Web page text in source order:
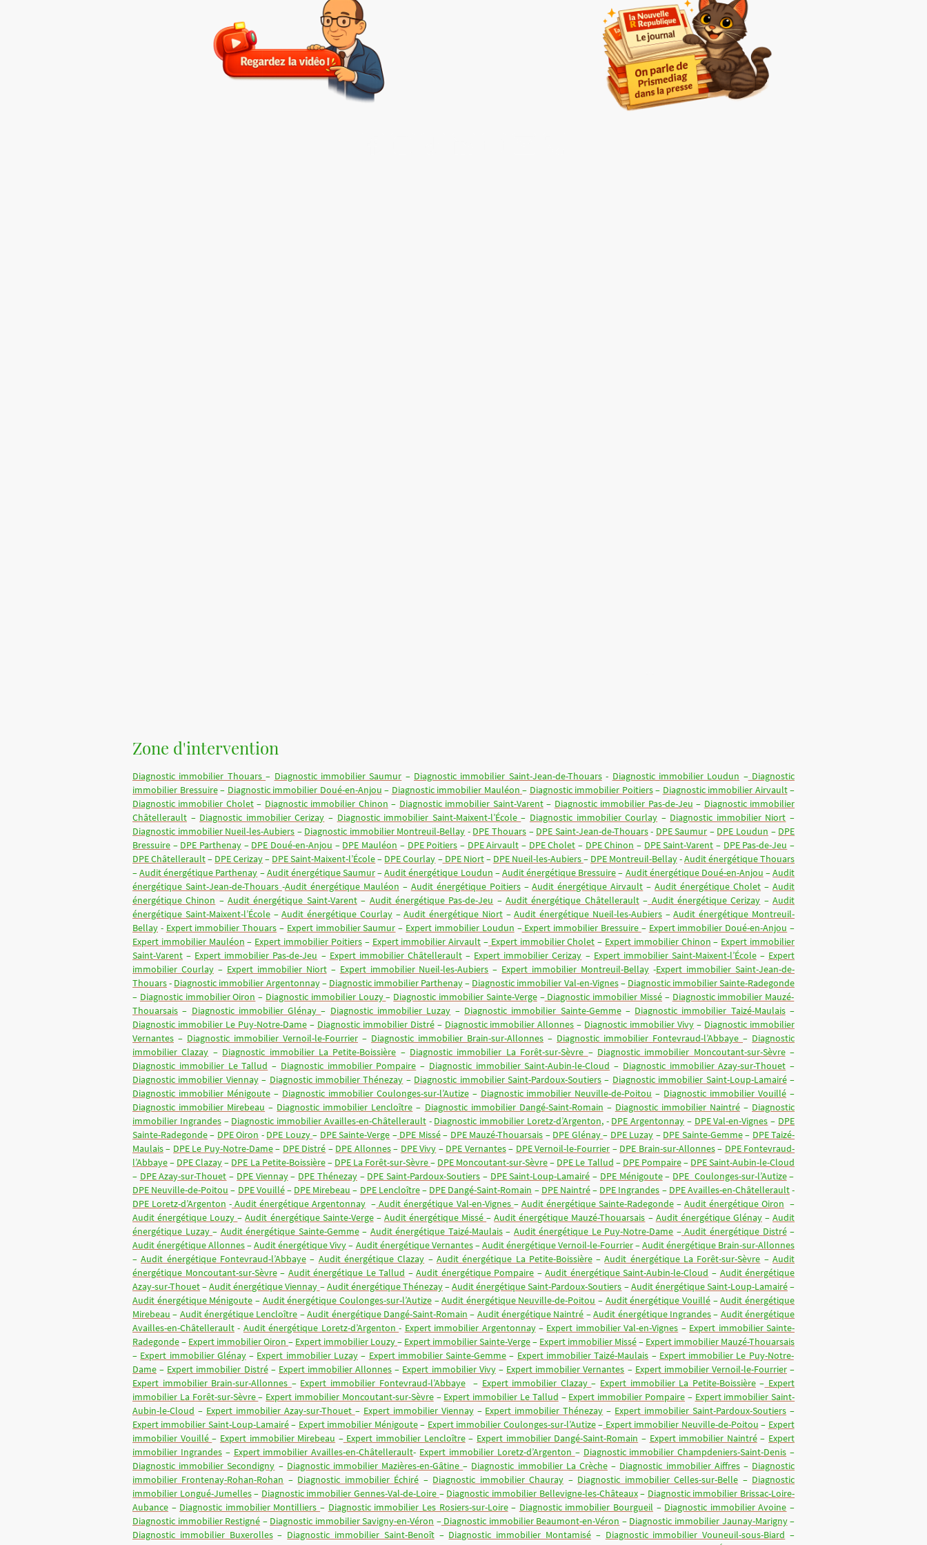
Zone d'intervention
Diagnostic immobilier Thouars– Diagnostic immobilier Saumur – Diagnostic immobilier Saint-Jean-de-Thouars- Diagnostic immobilier Loudun –Diagnostic
immobilier Bressuire– Diagnostic immobilier Doué-en-Anjou – Diagnostic immobilier Mauléon – Diagnostic immobilier Poitiers– Diagnostic immobilier Airvault–
Diagnostic immobilier Cholet– Diagnostic immobilier Chinon – Diagnostic immobilier Saint-Varent– Diagnostic immobilier Pas-de-Jeu – Diagnostic immobilier
Châtellerault – Diagnostic immobilier Cerizay – Diagnostic immobilier Saint-Maixent-l’École– Diagnostic immobilier Courlay – Diagnostic immobilier Niort –
Diagnostic immobilier Nueil-les-Aubiers – Diagnostic immobilier Montreuil-Bellay - DPE Thouars – DPE Saint-Jean-de-Thouars- DPE Saumur – DPE Loudun – DPE
Bressuire – DPE Parthenay – DPE Doué-en-Anjou – DPE Mauléon – DPE Poitiers – DPE Airvault – DPE Cholet – DPE Chinon – DPE Saint-Varent – DPE Pas-de-Jeu –
DPE Châtellerault– DPE Cerizay– DPE Saint-Maixent-l’École– DPE Courlay –DPE Niort– DPE Nueil-les-Aubiers– DPE Montreuil-Bellay-Audit énergétique Thouars
–Audit énergétique Parthenay –Audit énergétique Saumur–Audit énergétique Loudun –Audit énergétique Bressuire– Audit énergétique Doué-en-Anjou –Audit
énergétique Saint-Jean-de-Thouars -Audit énergétique Mauléon – Audit énergétique Poitiers–Audit énergétique Airvault –Audit énergétique Cholet –Audit
énergétique Chinon –Audit énergétique Saint-Varent– Audit énergétique Pas-de-Jeu –Audit énergétique Châtellerault– Audit énergétique Cerizay –Audit
énergétique Saint-Maixent-l’École–Audit énergétique Courlay–Audit énergétique Niort–Audit énergétique Nueil-les-Aubiers–Audit énergétique Montreuil-
Bellay - Expert immobilier Thouars – Expert immobilier Saumur – Expert immobilier Loudun –Expert immobilier Bressuire – Expert immobilier Doué-en-Anjou –
Expert immobilier Mauléon – Expert immobilier Poitiers– Expert immobilier Airvault –Expert immobilier Cholet – Expert immobilier Chinon – Expert immobilier
Saint-Varent – Expert immobilier Pas-de-Jeu – Expert immobilier Châtellerault– Expert immobilier Cerizay – Expert immobilier Saint-Maixent-l’École– Expert
immobilier Courlay– Expert immobilier Niort– Expert immobilier Nueil-les-Aubiers – Expert immobilier Montreuil-Bellay -Expert immobilier Saint-Jean-de-
Thouars- Diagnostic immobilier Argentonnay– Diagnostic immobilier Parthenay– Diagnostic immobilier Val-en-Vignes– Diagnostic immobilier Sainte-Radegonde
– Diagnostic immobilier Oiron – Diagnostic immobilier Louzy– Diagnostic immobilier Sainte-Verge–Diagnostic immobilier Missé – Diagnostic immobilier Mauzé-
Thouarsais – Diagnostic immobilier Glénay– Diagnostic immobilier Luzay – Diagnostic immobilier Sainte-Gemme– Diagnostic immobilier Taizé-Maulais–
Diagnostic immobilier Le Puy-Notre-Dame– Diagnostic immobilier Distré– Diagnostic immobilier Allonnes – Diagnostic immobilier Vivy – Diagnostic immobilier
Vernantes – Diagnostic immobilier Vernoil-le-Fourrier – Diagnostic immobilier Brain-sur-Allonnes – Diagnostic immobilier Fontevraud-l’Abbaye – Diagnostic
immobilier Clazay – Diagnostic immobilier La Petite-Boissière – Diagnostic immobilier La Forêt-sur-Sèvre – Diagnostic immobilier Moncoutant-sur-Sèvre–
Diagnostic immobilier Le Tallud – Diagnostic immobilier Pompaire – Diagnostic immobilier Saint-Aubin-le-Cloud – Diagnostic immobilier Azay-sur-Thouet –
Diagnostic immobilier Viennay– Diagnostic immobilier Thénezay – Diagnostic immobilier Saint-Pardoux-Soutiers – Diagnostic immobilier Saint-Loup-Lamairé–
Diagnostic immobilier Ménigoute– Diagnostic immobilier Coulonges-sur-l’Autize– Diagnostic immobilier Neuville-de-Poitou – Diagnostic immobilier Vouillé –
Diagnostic immobilier Mirebeau – Diagnostic immobilier Lencloître – Diagnostic immobilier Dangé-Saint-Romain – Diagnostic immobilier Naintré– Diagnostic
immobilier Ingrandes– Diagnostic immobilier Availles-en-Châtellerault- Diagnostic immobilier Loretz-d’Argenton, - DPE Argentonnay – DPE Val-en-Vignes – DPE
Sainte-Radegonde– DPE Oiron - DPE Louzy– DPE Sainte-Verge –DPE Missé– DPE Mauzé-Thouarsais – DPE Glénay– DPE Luzay – DPE Sainte-Gemme– DPE Taizé-
Maulais– DPE Le Puy-Notre-Dame– DPE Distré – DPE Allonnes– DPE Vivy – DPE Vernantes– DPE Vernoil-le-Fourrier – DPE Brain-sur-Allonnes– DPE Fontevraud-
l’Abbaye– DPE Clazay– DPE La Petite-Boissière– DPE La Forêt-sur-Sèvre– DPE Moncoutant-sur-Sèvre– DPE Le Tallud – DPE Pompaire– DPE Saint-Aubin-le-Cloud
– DPE Azay-sur-Thouet – DPE Viennay– DPE Thénezay– DPE Saint-Pardoux-Soutiers – DPE Saint-Loup-Lamairé – DPE Ménigoute– DPE Coulonges-sur-l’Autize–
DPE Neuville-de-Poitou – DPE Vouillé– DPE Mirebeau – DPE Lencloître– DPE Dangé-Saint-Romain – DPE Naintré– DPE Ingrandes – DPE Availles-en-Châtellerault-
DPE Loretz-d’Argenton - Audit énergétique Argentonnay – Audit énergétique Val-en-Vignes – Audit énergétique Sainte-Radegonde– Audit énergétique Oiron –
Audit énergétique Louzy–Audit énergétique Sainte-Verge– Audit énergétique Missé–Audit énergétique Mauzé-Thouarsais – Audit énergétique Glénay–Audit
énergétique Luzay– Audit énergétique Sainte-Gemme– Audit énergétique Taizé-Maulais– Audit énergétique Le Puy-Notre-Dame –Audit énergétique Distré–
Audit énergétique Allonnes–Audit énergétique Vivy– Audit énergétique Vernantes–Audit énergétique Vernoil-le-Fourrier–Audit énergétique Brain-sur-Allonnes
–Audit énergétique Fontevraud-l’Abbaye– Audit énergétique Clazay – Audit énergétique La Petite-Boissière–Audit énergétique La Forêt-sur-Sèvre –Audit
énergétique Moncoutant-sur-Sèvre– Audit énergétique Le Tallud –Audit énergétique Pompaire –Audit énergétique Saint-Aubin-le-Cloud – Audit énergétique
Azay-sur-Thouet–Audit énergétique Viennay –Audit énergétique Thénezay–Audit énergétique Saint-Pardoux-Soutiers –Audit énergétique Saint-Loup-Lamairé–
Audit énergétique Ménigoute – Audit énergétique Coulonges-sur-l’Autize–Audit énergétique Neuville-de-Poitou – Audit énergétique Vouillé –Audit énergétique
Mirebeau – Audit énergétique Lencloître –Audit énergétique Dangé-Saint-Romain – Audit énergétique Naintré –Audit énergétique Ingrandes– Audit énergétique
Availles-en-Châtellerault - Audit énergétique Loretz-d’Argenton- Expert immobilier Argentonnay– Expert immobilier Val-en-Vignes – Expert immobilier Sainte-
Radegonde– Expert immobilier Oiron – Expert immobilier Louzy– Expert immobilier Sainte-Verge– Expert immobilier Missé– Expert immobilier Mauzé-Thouarsais
– Expert immobilier Glénay– Expert immobilier Luzay – Expert immobilier Sainte-Gemme – Expert immobilier Taizé-Maulais – Expert immobilier Le Puy-Notre-
Dame – Expert immobilier Distré– Expert immobilier Allonnes – Expert immobilier Vivy– Expert immobilier Vernantes – Expert immobilier Vernoil-le-Fourrier–
Expert immobilier Brain-sur-Allonnes – Expert immobilier Fontevraud-l’Abbaye– Expert immobilier Clazay– Expert immobilier La Petite-Boissière– Expert
immobilier La Forêt-sur-Sèvre– Expert immobilier Moncoutant-sur-Sèvre– Expert immobilier Le Tallud – Expert immobilier Pompaire– Expert immobilier Saint-
Aubin-le-Cloud – Expert immobilier Azay-sur-Thouet – Expert immobilier Viennay– Expert immobilier Thénezay – Expert immobilier Saint-Pardoux-Soutiers –
Expert immobilier Saint-Loup-Lamairé– Expert immobilier Ménigoute– Expert immobilier Coulonges-sur-l’Autize– Expert immobilier Neuville-de-Poitou – Expert
immobilier Vouillé– Expert immobilier Mirebeau –Expert immobilier Lencloître– Expert immobilier Dangé-Saint-Romain – Expert immobilier Naintré– Expert
immobilier Ingrandes– Expert immobilier Availles-en-Châtellerault- Expert immobilier Loretz-d’Argenton – Diagnostic immobilier Champdeniers-Saint-Denis –
Diagnostic immobilier Secondigny – Diagnostic immobilier Mazières-en-Gâtine– Diagnostic immobilier La Crèche– Diagnostic immobilier Aiffres– Diagnostic
immobilier Frontenay-Rohan-Rohan – Diagnostic immobilier Échiré – Diagnostic immobilier Chauray – Diagnostic immobilier Celles-sur-Belle – Diagnostic
immobilier Longué-Jumelles– Diagnostic immobilier Gennes-Val-de-Loire – Diagnostic immobilier Bellevigne-les-Châteaux– Diagnostic immobilier Brissac-Loire-
Aubance – Diagnostic immobilier Montilliers– Diagnostic immobilier Les Rosiers-sur-Loire– Diagnostic immobilier Bourgueil – Diagnostic immobilier Avoine –
Diagnostic immobilier Restigné – Diagnostic immobilier Savigny-en-Véron –Diagnostic immobilier Beaumont-en-Véron – Diagnostic immobilier Jaunay-Marigny–
Diagnostic immobilier Buxerolles– Diagnostic immobilier Saint-Benoît– Diagnostic immobilier Montamisé – Diagnostic immobilier Vouneuil-sous-Biard –